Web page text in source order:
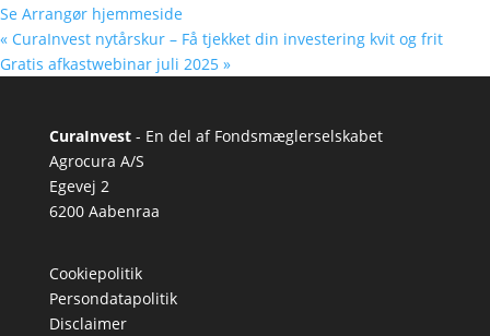
Se Arrangør hjemmeside
« CuraInvest nytårskur – Få tjekket din investering kvit og frit
Gratis afkastwebinar juli 2025 »
CuraInvest- En del af Fondsmæglerselskabet
Agrocura A/S
Egevej 2
6200 Aabenraa
Cookiepolitik
Persondatapolitik
Disclaimer